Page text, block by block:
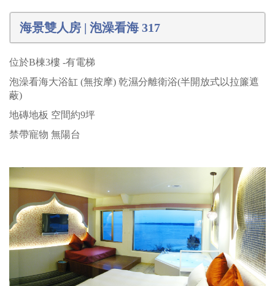
海景雙人房 | 泡澡看海 317
位於B棟3樓 -有電梯
泡澡看海大浴缸 (無按摩) 乾濕分離衛浴(半開放式以拉簾遮
蔽)
地磚地板 空間約9坪
禁帶寵物 無陽台